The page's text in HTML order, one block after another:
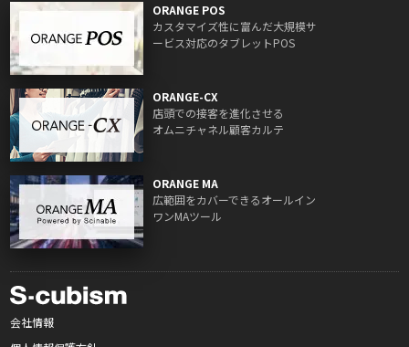
ORANGE POS
カスタマイズ性に富んだ大規模サ
ービス対応のタブレットPOS
ORANGE-CX
店頭での接客を進化させる
オムニチャネル顧客カルテ
ORANGE MA
広範囲をカバーできるオールイン
ワンMAツール
会社情報